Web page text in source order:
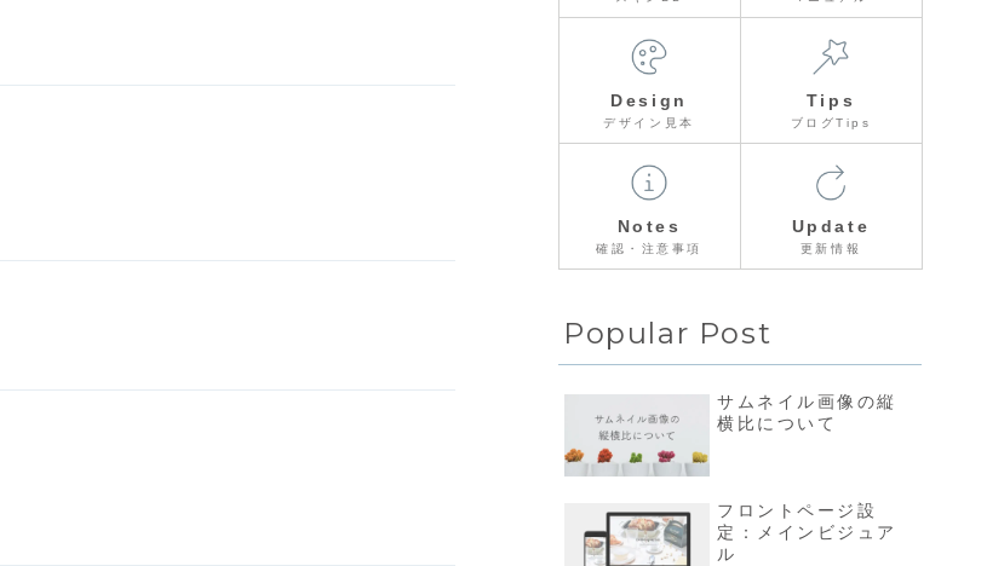
Design
デザイン見本
Tips
ブログTips
Notes
確認・注意事項
Update
更新情報
Popular Post
サムネイル画像の縦
横比について
フロントページ設
定：メインビジュア
ル